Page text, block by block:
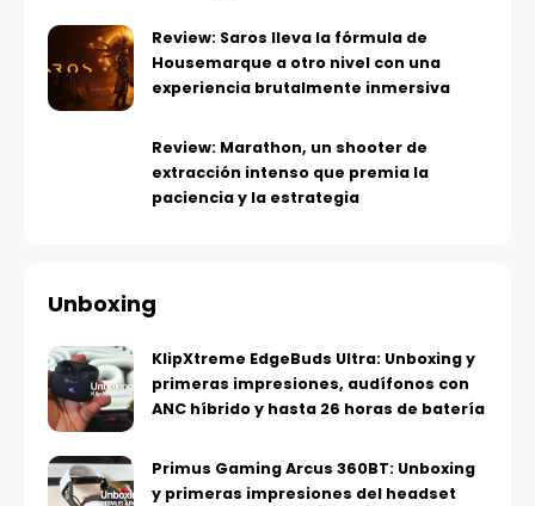
Review: Saros lleva la fórmula de
Housemarque a otro nivel con una
experiencia brutalmente inmersiva
Review: Marathon, un shooter de
extracción intenso que premia la
paciencia y la estrategia
Unboxing
KlipXtreme EdgeBuds Ultra: Unboxing y
primeras impresiones, audífonos con
ANC híbrido y hasta 26 horas de batería
Primus Gaming Arcus 360BT: Unboxing
y primeras impresiones del headset